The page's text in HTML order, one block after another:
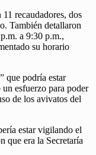
recaudadores, dos
También detallaron
a 9:30 p.m.,
su horario
que podría estar
esfuerzo para poder
de los avivatos del
estar vigilando el
que era la Secretaría